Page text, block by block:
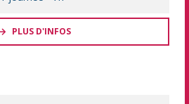
PLUS D'INFOS